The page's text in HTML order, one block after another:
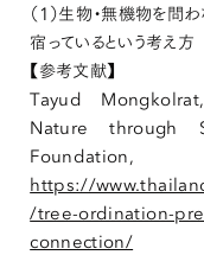
（1）生物・無機物を問
宿っているという考え方
【参考文献】
Tayud
Nature through
Foundation,
https://
/tree-ordination-
connection/